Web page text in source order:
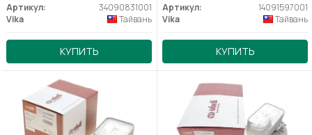
Артикул:
34090831001
Vika
Тайвань
КУПИТЬ
Артикул:
14091597001
Vika
Тайвань
КУПИТЬ